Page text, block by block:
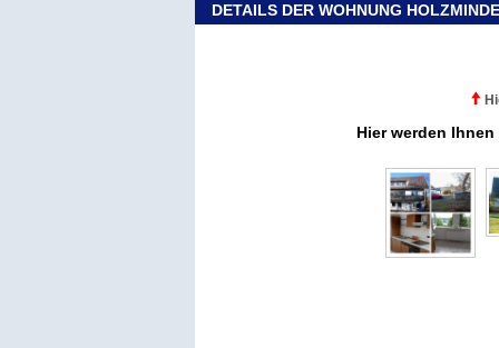
DETAILS DER WOHNUNG
Hier werden